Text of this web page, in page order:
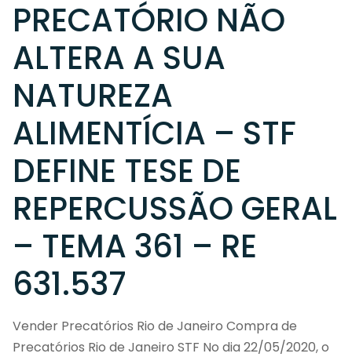
PRECATÓRIO NÃO
ALTERA A SUA
NATUREZA
ALIMENTÍCIA – STF
DEFINE TESE DE
REPERCUSSÃO GERAL
– TEMA 361 – RE
631.537
Vender Precatórios Rio de Janeiro Compra de
Precatórios Rio de Janeiro STF No dia 22/05/2020, o